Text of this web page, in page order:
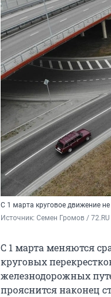
C 1 марта круговое движение
Источник: Семен Громов / 72.RU
С 1 марта меняются
круговых
железнодорожных
прояснится наконец